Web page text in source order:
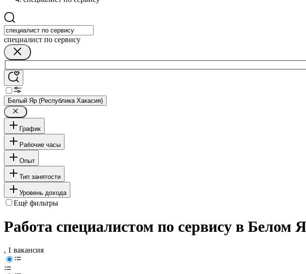
специалист по сервису
Белый Яр (Республика Хакасия)
График
Рабочие часы
Опыт
Тип занятости
Уровень дохода
Ещё фильтры
Работа специалистом по сервису в Белом
, 1 вакансия